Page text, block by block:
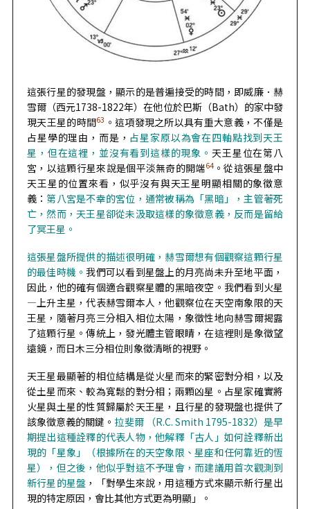
這張行星的發現盤，顯示的是普遍接受的時間，即威廉．赫
雪爾（西元1738-1822年）在他位於巴斯（Bath）的家中發
現天王星的時間63 。這項發現之所以具有重大意義，不僅是
占星學的理由，而是， 占星家原以為會在四軸點找到天王
星，但在這裡，並沒有看到這樣的現象。 天王星位在第八
宮，以這顆行星來說是個平淡無奇的開端64。從這張星盤中
天王星的位置來看，似乎沒有與天王星明顯相關的象徵意
義： 第八宮是不幸的宮位，通常被稱為「黑暗」，主管著死
亡，然而，天王星卻從未汲取這樣的象徵意義，反而是留給
了冥王星。
這張星盤所提供的描述很明確，赫雪爾想有個觀察這顆行星
的最佳時機。我們可以看到星盤上的月亮尚未升至地平面，
因此，他的確有個適合觀察星體的黑暗夜空。我們看到火星
—上升主星，代表赫雪爾本人，他觀察位在天空南象限的天
王星，隨著月亮三分相入相位太陽，象徵性地向赫雪爾揭露
了這顆行星。傳統上，發光體主管眼睛，在這裡則是象徵望
遠鏡，而日木三分相位則象徵清晰的視野。
天王星最顯著的相位結構是從火星而來的緊密對分相，以及
從土星而來、較為寬鬆的對分相；兩顆凶星。占星家確實將
火星與土星的性質歸屬於天王星，且行星的發現盤也提供了
該象徵意義的關鍵。 拉斐爾 （R.C. Smith 1795-1832）是早
期提出這種詮釋的代表人物，他解釋「古人」如何詮釋新出
現的「星象」（根據所在的天空象限、星座和任何靠近的恆
星），但之後，他似乎對這不予理會，而建議用首次觀測到
新行星的星盤 ，「對學生來說，用這種方式來顯示新行星出
現的特定原因，會比其他方式更為明顯」。